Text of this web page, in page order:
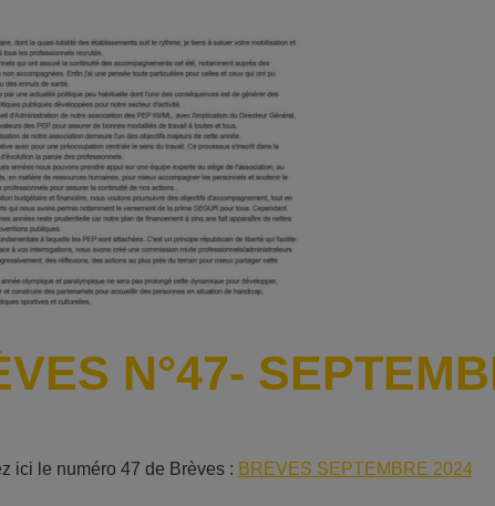
N°47-
ici le numéro 47 de Brèves : BREVES SEPTEMBRE 2024